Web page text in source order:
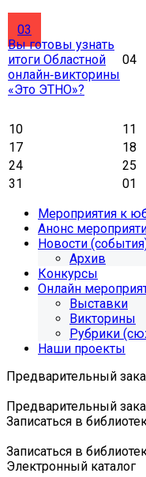
03
Вы готовы узнать
итоги Областной
онлайн‑викторины
«Это ЭТНО»?
04
10 11
17
18
24
25
31
01
Мероприятия к
Анонс
Новости
Архив
Конкурсы
Онлайн
Выставки
Викторины
Рубрики
Наши проекты
Предварительный
Предварительный
Записаться в
Записаться в
Электронный каталог